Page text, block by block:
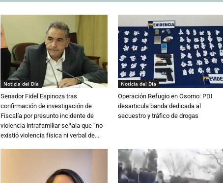
Noticia del Día
Senador Fidel Espinoza tras
confirmación de investigación de
Fiscalía por presunto incidente de
violencia intrafamiliar señala que “no
existió violencia física ni verbal de...
Noticia del Día
Operación Refugio en Osorno: PDI
desarticula banda dedicada al
secuestro y tráfico de drogas